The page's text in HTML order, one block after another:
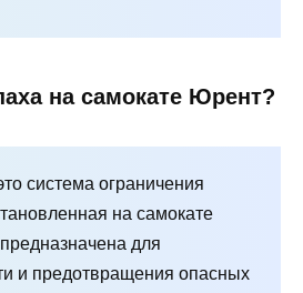
на самокате Юрент?
система ограничения
на самокате
для
и предотвращения опасных